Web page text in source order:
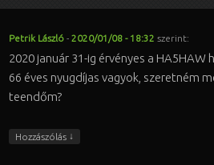
Petrik László- 2020/01/08 - 18:32 szerint:
2020 január 31-ig érvényes a HA5HAW
66 éves nyugdíjas vagyok, szeretném
teendőm?
Hozzászólás ↓